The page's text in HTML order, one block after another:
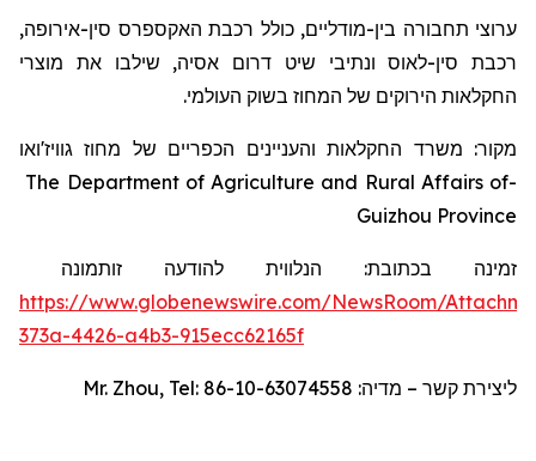
ערוצי תחבורה בין-מודליים, כולל רכבת האקספרס סין-אירופה,
רכבת סין-לאוס ונתיבי שיט דרום אסיה, שילבו את מוצרי
החקלאות הירוקים של המחוז בשוק העולמי.
מקור: משרד החקלאות והעניינים הכפריים של מחוז גוויז'ואו
-
The Department of Agriculture and Rural Affairs of
Guizhou Province
תמונההנלווית להודעה זו
זמינה בכתובת:
https://www.globenewswire.com/NewsRoom/
373a-4426-a4b3-915ecc62165f
ליצירת קשר – מדיה: Mr. Zhou, Tel: 86-10-63074558